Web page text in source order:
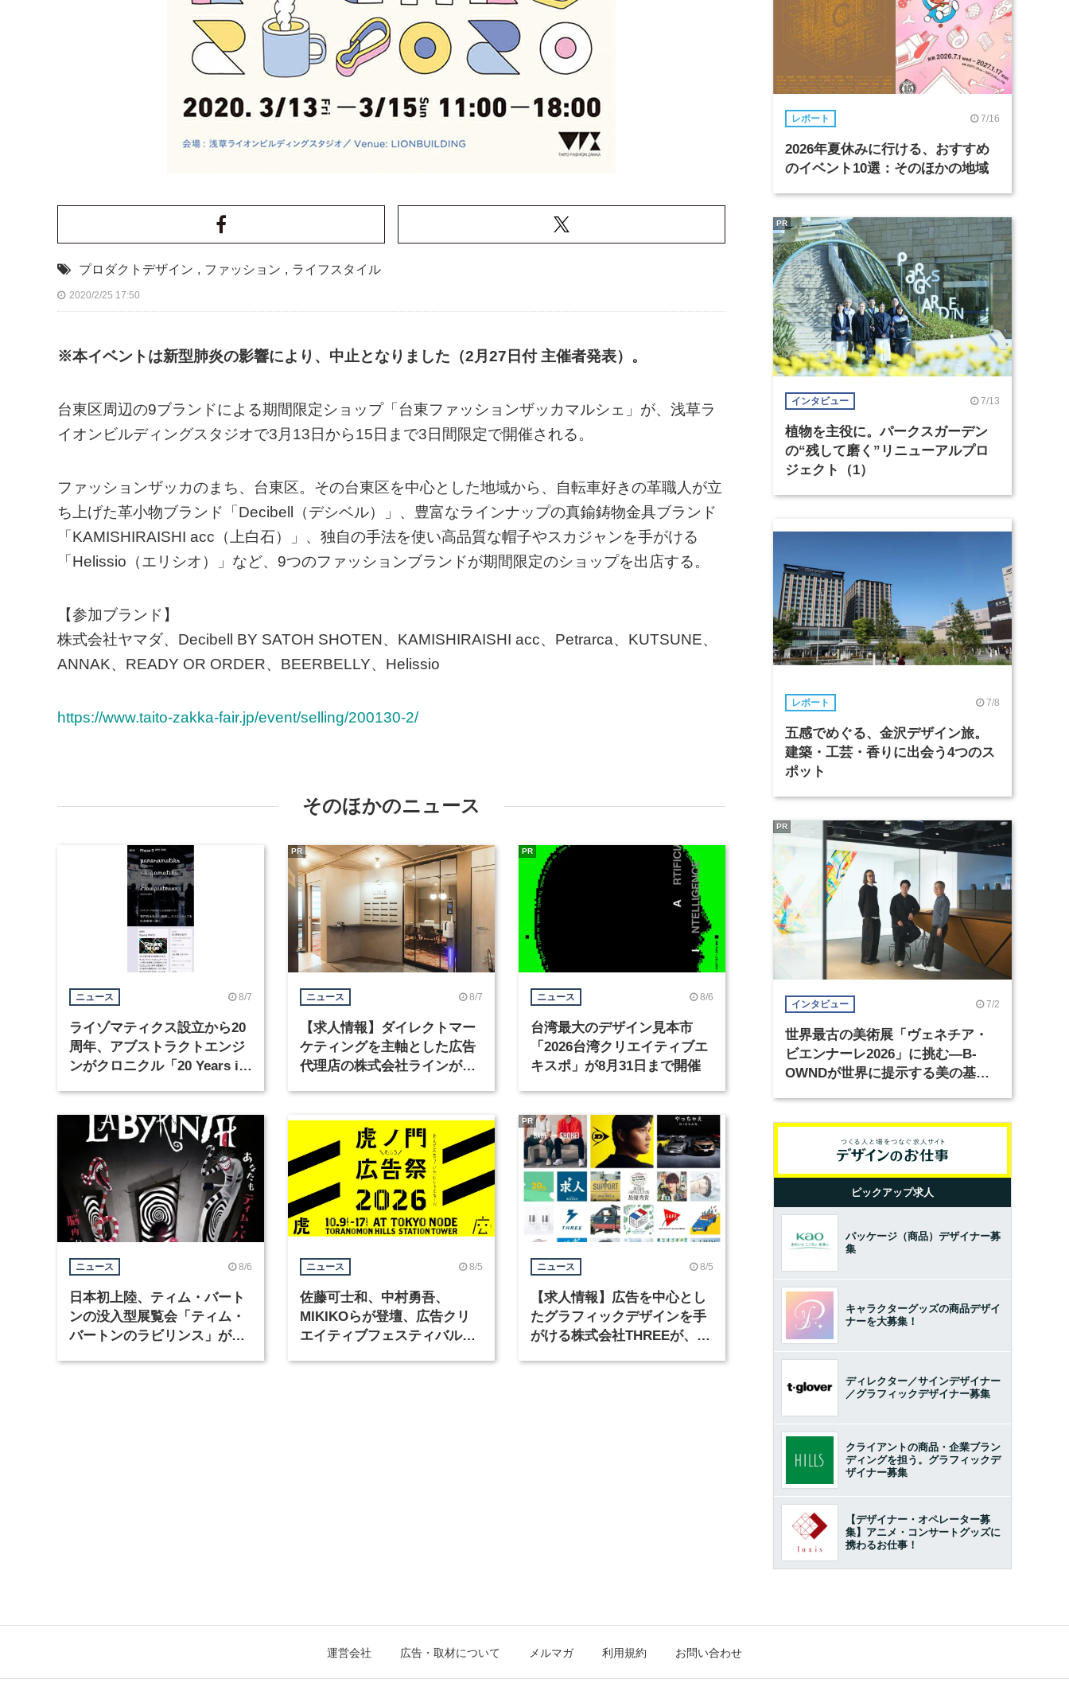
プロダクトデザイン , ファッション , ライフスタイル
2020/2/25 17:50
※本イベントは新型肺炎の影響により、中止となりました（2月27日付 主催者発表）。
台東区周辺の9ブランドによる期間限定ショップ「台東ファッションザッカマルシェ」が、浅草ラ
イオンビルディングスタジオで3月13日から15日まで3日間限定で開催される。
ファッションザッカのまち、台東区。その台東区を中心とした地域から、自転車好きの革職人が立
ち上げた革小物ブランド「Decibell（デシベル）」、豊富なラインナップの真鍮鋳物金具ブランド
「KAMISHIRAISHI acc（上白石）」、独自の手法を使い高品質な帽子やスカジャンを手がける
「Helissio（エリシオ）」など、9つのファッションブランドが期間限定のショップを出店する。
【参加ブランド】
株式会社ヤマダ、Decibell BY SATOH SHOTEN、KAMISHIRAISHI acc、Petrarca、KUTSUNE、
ANNAK、READY OR ORDER、BEERBELLY、Helissio
https://www.taito-zakka-fair.jp/event/selling/200130-2/
そのほかのニュース
ニュース 8/7
ライゾマティクス設立から20
周年、アブストラクトエンジ
ンがクロニクル「20 Years in
ニュース 8/7
【求人情報】ダイレクトマー
ケティングを主軸とした広告
代理店の株式会社ラインが、
PR
ニュース 8/6
台湾最大のデザイン見本市
「2026台湾クリエイティブエ
キスポ」が8月31日まで開催
PR
ニュース 8/6
日本初上陸、ティム・バート
ンの没入型展覧会「ティム・
バートンのラビリンス」が東
ニュース 8/5
佐藤可士和、中村勇吾、
MIKIKOらが登壇、広告クリ
エイティブフェスティバル
ニュース 8/5
【求人情報】広告を中心とし
たグラフィックデザインを手
がける株式会社THREEが、グ
PR
レポート 7/16
2026年夏休みに行ける、おすすめ
のイベント10選：そのほかの地域
インタビュー 7/13
植物を主役に。パークスガーデン
の“残して磨く”リニューアルプロ
ジェクト（1）
PR
レポート 7/8
五感でめぐる、金沢デザイン旅。
建築・工芸・香りに出会う4つのス
ポット
インタビュー 7/2
世界最古の美術展「ヴェネチア・
ビエンナーレ2026」に挑む―B-
OWNDが世界に提示する美の基準
PR
ピックアップ求人
パッケージ（商品）デザイナー募
集
キャラクターグッズの商品デザイ
ナーを大募集！
ディレクター／サインデザイナー
／グラフィックデザイナー募集
クライアントの商品・企業ブラン
ディングを担う。グラフィックデ
ザイナー募集
【デザイナー・オペレーター募
集】アニメ・コンサートグッズに
携わるお仕事！
運営会社 広告・取材について メルマガ 利用規約 お問い合わせ